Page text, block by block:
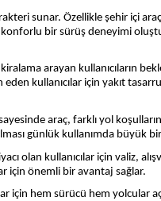
sunar. Özellikle şehir içi
bir sürüş deneyimi
arayan kullanıcıların
kullanıcılar için yakıt
araç, farklı yol
günlük kullanımda büyük
olan kullanıcılar için valiz,
için önemli bir avantaj sağlar.
için hem sürücü hem yolcular